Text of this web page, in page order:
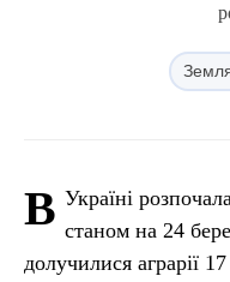
В Україні
станом на 24
долучилися аграрії